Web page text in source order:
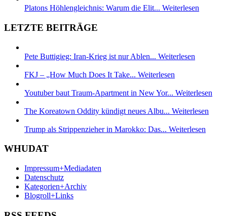
Platons Höhlengleichnis: Warum die Elit... Weiterlesen
LETZTE BEITRÄGE
Pete Buttigieg: Iran-Krieg ist nur Ablen... Weiterlesen
FKJ – „How Much Does It Take... Weiterlesen
Youtuber baut Traum-Apartment in New Yor... Weiterlesen
The Koreatown Oddity kündigt neues Albu... Weiterlesen
Trump als Strippenzieher in Marokko: Das... Weiterlesen
WHUDAT
Impressum+Mediadaten
Datenschutz
Kategorien+Archiv
Blogroll+Links